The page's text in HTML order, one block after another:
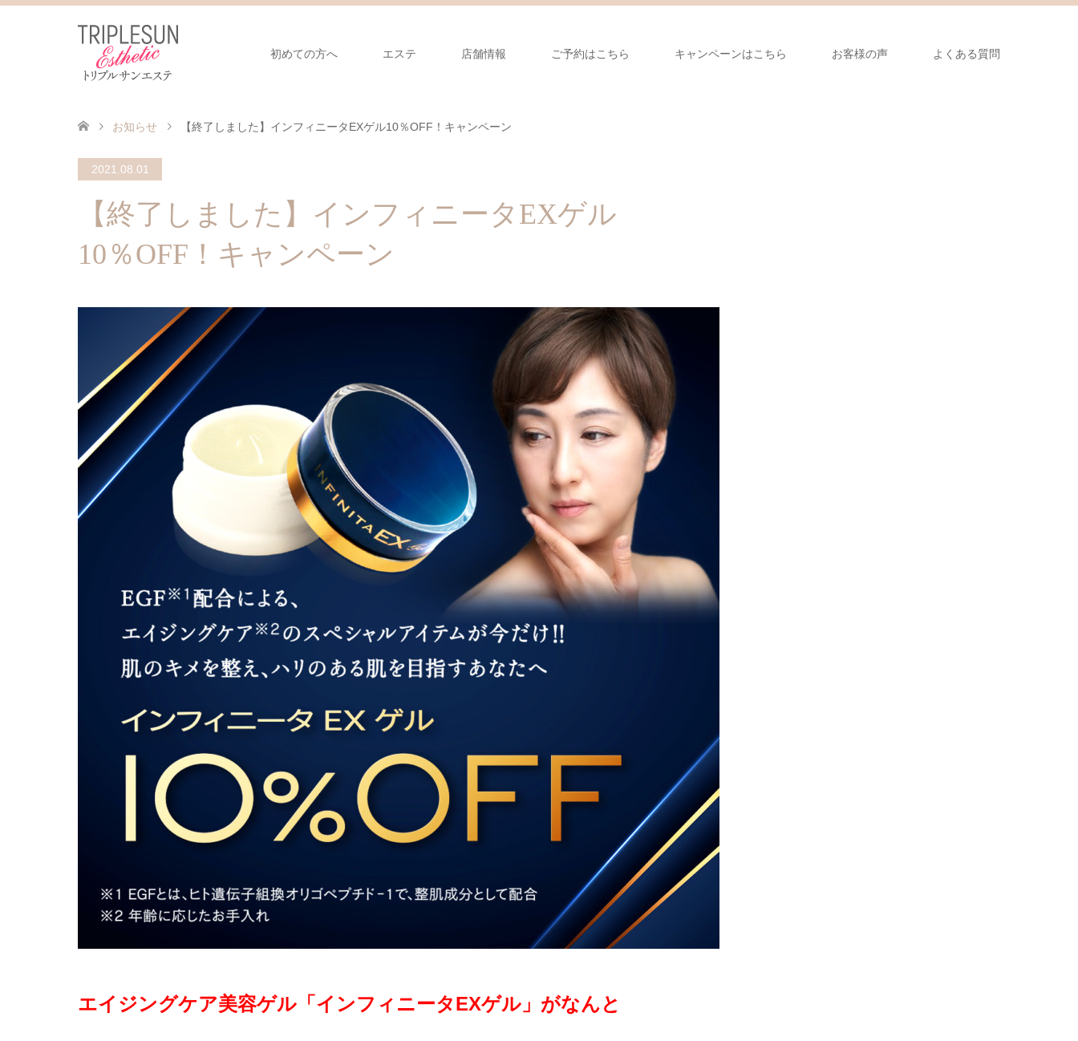
初めての方へ エステ 店舗情報 ご予約はこちら キャンペーンはこちら お客様の声 よくある質問
お知らせ 【終了しました】インフィニータEXゲル10％OFF！キャンペーン
2021.08.01
【終了しました】インフィニータEXゲル
10％OFF！キャンペーン
エイジングケア美容ゲル「インフィニータEXゲル」がなんと